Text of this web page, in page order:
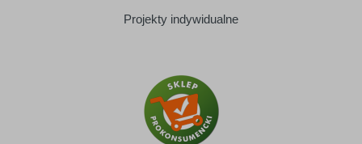
Projekty indywidualne